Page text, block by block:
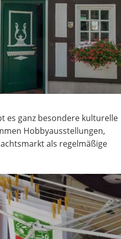
es ganz besondere kulturelle
Hobbyausstellungen,
als regelmäßige